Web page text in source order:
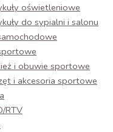
oświetleniowe
do sypialni i salonu
i obuwie sportowe
i akcesoria sportowe
RTV